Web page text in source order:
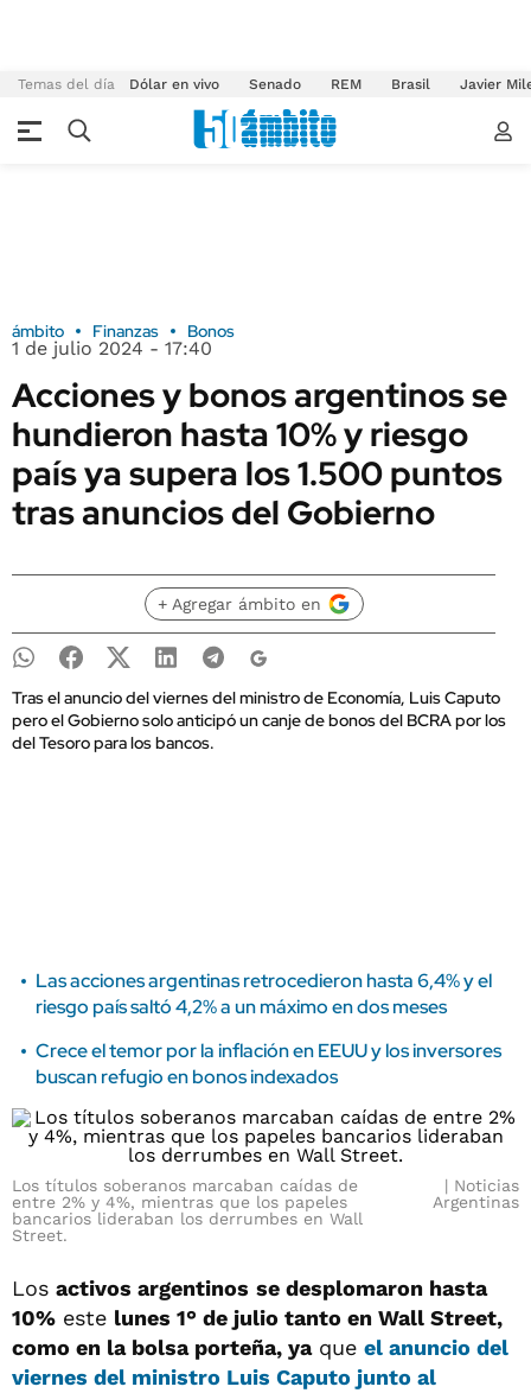
Temas del día Dólar en vivo Senado REM Brasil Javier
ámbito Finanzas Bonos
1 de julio 2024 - 17:40
Acciones y bonos argentinos se
hundieron hasta 10% y riesgo
país ya supera los 1.500 puntos
tras anuncios del Gobierno
+ Agregar ámbito en
Tras el anuncio del viernes del ministro de Economía, Luis Caputo
pero el Gobierno solo anticipó un canje de bonos del BCRA por los
del Tesoro para los bancos.
Las acciones argentinas retrocedieron hasta 6,4% y el
riesgo país saltó 4,2% a un máximo en dos meses
Crece el temor por la inflación en EEUU y los inversores
buscan refugio en bonos indexados
Los títulos soberanos marcaban caídas de
entre 2% y 4%, mientras que los papeles
bancarios lideraban los derrumbes en Wall
Street.
Noticias
Argentinas
Los activos argentinos se desplomaron hasta
10% este lunes 1° de julio tanto en Wall Street,
como en la bolsa porteña, yaque el anuncio del
viernes del ministro Luis Caputo junto al